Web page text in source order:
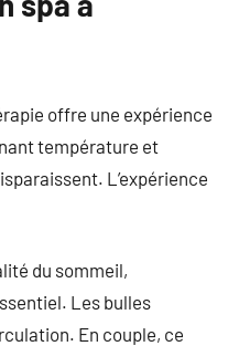
offre une expérience
température et
L’expérience
du sommeil,
Les bulles
En couple, ce